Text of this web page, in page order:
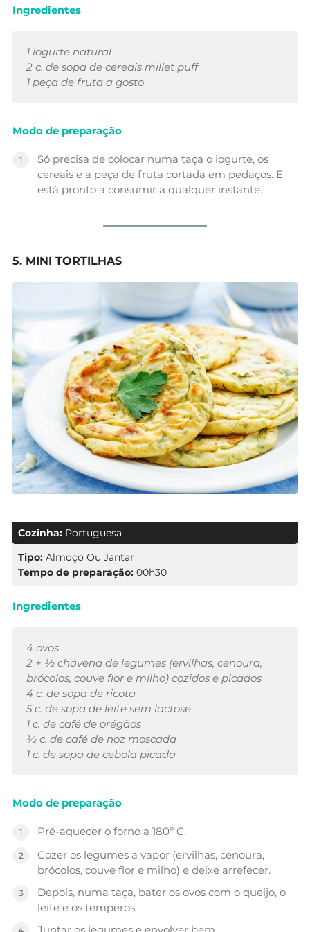
Ingredientes
1 iogurte natural
2 c. de sopa de cereais millet puff
1 peça de fruta a gosto
Modo de preparação
Só precisa de colocar numa taça o iogurte, os
cereais e a peça de fruta cortada em pedaços. E
está pronto a consumir a qualquer instante.
5. MINI TORTILHAS
Cozinha: Portuguesa
Tipo: Almoço Ou Jantar
Tempo de preparação: 00h30
Ingredientes
4 ovos
2 + ½ chávena de legumes (ervilhas, cenoura,
brócolos, couve flor e milho) cozidos e picados
4 c. de sopa de ricota
5 c. de sopa de leite sem lactose
1 c. de café de orégãos
½ c. de café de noz moscada
1 c. de sopa de cebola picada
Modo de preparação
Pré-aquecer o forno a 180º C.
Cozer os legumes a vapor (ervilhas, cenoura,
brócolos, couve flor e milho) e deixe arrefecer.
Depois, numa taça, bater os ovos com o queijo, o
leite e os temperos.